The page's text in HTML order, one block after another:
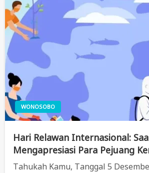
WONOSOBO
Hari Relawan Internasional:
Mengapresiasi Para Pejuang
Tahukah Kamu, Tanggal 5